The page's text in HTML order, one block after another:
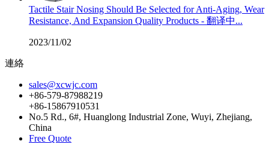
Tactile Stair Nosing Should Be Selected for Anti-Aging, Wear
Resistance, And Expansion Quality Products - 翻译中...
2023/11/02
連絡
sales@xcwjc.com
+86-579-87988219
+86-15867910531
No.5 Rd., 6#, Huanglong Industrial Zone, Wuyi, Zhejiang,
China
Free Quote